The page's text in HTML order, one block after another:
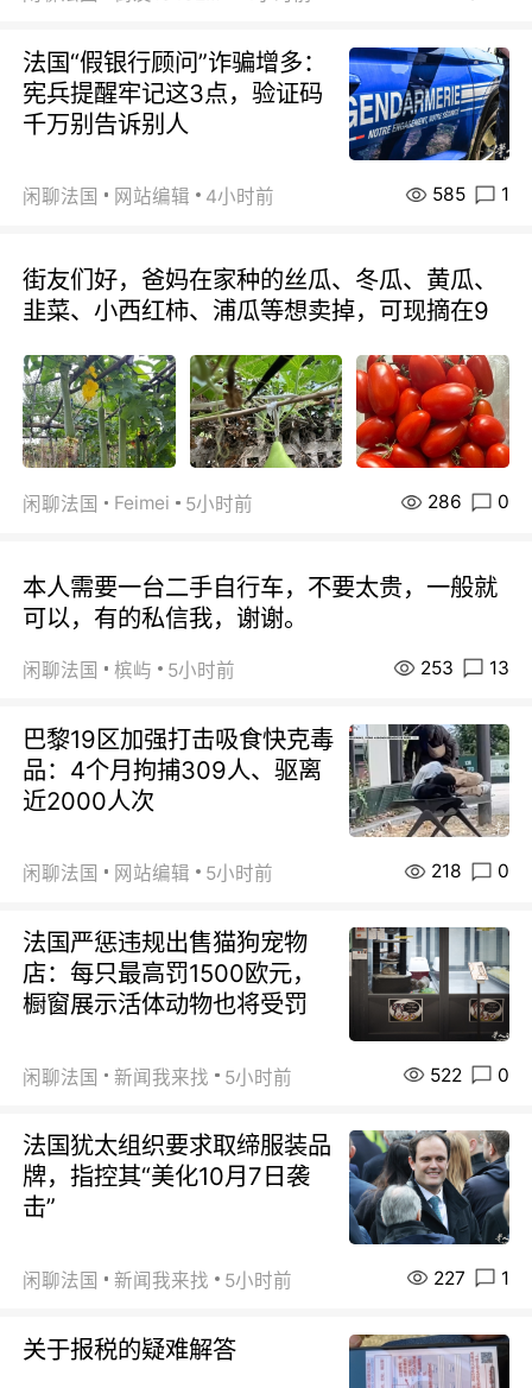
法国“假银行顾问”诈骗增多：
宪兵提醒牢记这3点，验证码
千万别告诉别人
闲聊法国 网站编辑 4小时前 585 1
街友们好，爸妈在家种的丝瓜、冬瓜、黄瓜、
韭菜、小西红柿、浦瓜等想卖掉，可现摘在9
闲聊法国 Feimei 5小时前 286 0
本人需要一台二手自行车，不要太贵，一般就
可以，有的私信我，谢谢。
闲聊法国 槟屿 5小时前 253 13
巴黎19区加强打击吸食快克毒
品：4个月拘捕309人、驱离
近2000人次
闲聊法国 网站编辑 5小时前 218 0
法国严惩违规出售猫狗宠物
店：每只最高罚1500欧元，
橱窗展示活体动物也将受罚
闲聊法国 新闻我来找 5小时前 522 0
法国犹太组织要求取缔服装品
牌，指控其“美化10月7日袭
击”
闲聊法国 新闻我来找 5小时前 227 1
关于报税的疑难解答